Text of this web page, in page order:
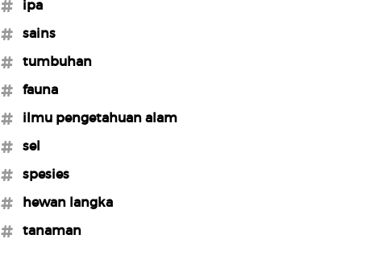
#ipa
#sains
#tumbuhan
#fauna
#ilmu pengetahuan alam
#sel
#spesies
#hewan langka
#tanaman